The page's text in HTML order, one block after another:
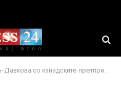
со македонско потекло, Џон Битов помладиот и Јордан Битов